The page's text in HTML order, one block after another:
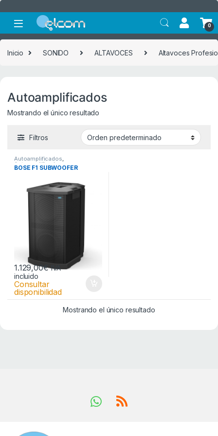
0
Inicio SONIDO ALTAVOCES Altavoces
Autoamplificados
Mostrando el único resultado
Filtros
Autoamplificados,
Autoamplificados
BOSE F1 SUBWOOFER
1.129,00€ IVA
incluido
Consultar
disponibilidad
Mostrando el único resultado